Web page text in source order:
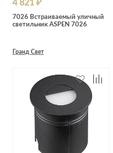
4 821 ₽
7026 Встраиваемый уличный
светильник ASPEN 7026
Гранд Свет